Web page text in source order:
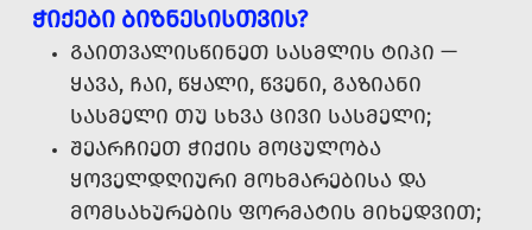
ᲭᲘᲥᲔᲑᲘ ᲑᲘᲖᲜᲔᲡᲘᲡᲗᲕᲘᲡ?
ᲒᲐᲘᲗᲕᲐᲚᲘᲡᲬᲘᲜᲔᲗ ᲡᲐᲡᲛᲚᲘᲡ ᲢᲘᲞᲘ —
ᲧᲐᲕᲐ, ᲩᲐᲘ, ᲬᲧᲐᲚᲘ, ᲬᲕᲔᲜᲘ, ᲒᲐᲖᲘᲐᲜᲘ
ᲡᲐᲡᲛᲔᲚᲘ ᲗᲣ ᲡᲮᲕᲐ ᲪᲘᲕᲘ ᲡᲐᲡᲛᲔᲚᲘ;
ᲨᲔᲐᲠᲩᲘᲔᲗ ᲭᲘᲥᲘᲡ ᲛᲝᲪᲣᲚᲝᲑᲐ
ᲧᲝᲕᲔᲚᲓᲦᲘᲣᲠᲘ ᲛᲝᲮᲛᲐᲠᲔᲑᲘᲡᲐ ᲓᲐ
ᲛᲝᲛᲡᲐᲮᲣᲠᲔᲑᲘᲡ ᲤᲝᲠᲛᲐᲢᲘᲡ ᲛᲘᲮᲔᲓᲕᲘᲗ;